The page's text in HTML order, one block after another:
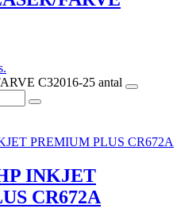
C32016-25 antal
INKJET
CR672A